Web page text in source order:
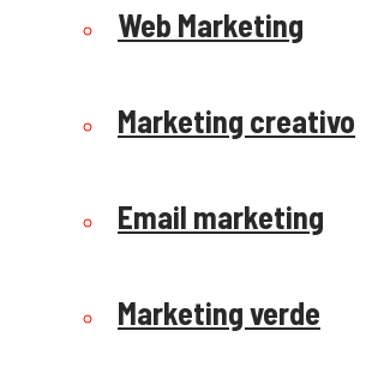
Web Marketing
Marketing creativo
Email marketing
Marketing verde